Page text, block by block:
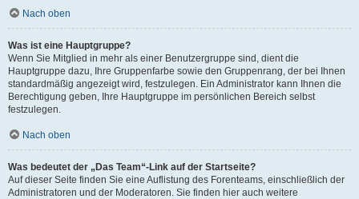
Nach oben
Was ist eine Hauptgruppe?
Wenn Sie Mitglied in mehr als einer Benutzergruppe sind, dient die
Hauptgruppe dazu, Ihre Gruppenfarbe sowie den Gruppenrang, der bei Ihnen
standardmäßig angezeigt wird, festzulegen. Ein Administrator kann Ihnen die
Berechtigung geben, Ihre Hauptgruppe im persönlichen Bereich selbst
festzulegen.
Nach oben
Was bedeutet der „Das Team“-Link auf der Startseite?
Auf dieser Seite finden Sie eine Auflistung des Forenteams, einschließlich der
Administratoren und der Moderatoren. Sie finden hier auch weitere